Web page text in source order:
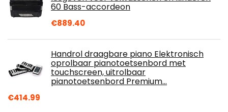
60 Bass-accordeon
€889.40
Handrol draagbare piano Elektronisch
oprolbaar pianotoetsenbord met
touchscreen, uitrolbaar
pianotoetsenbord Premium…
€414.99